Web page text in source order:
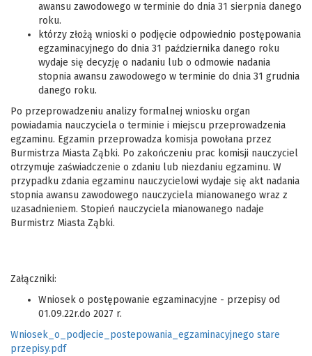
awansu zawodowego w terminie do dnia 31 sierpnia danego
roku.
którzy złożą wnioski o podjęcie odpowiednio postępowania
egzaminacyjnego do dnia 31 października danego roku
wydaje się decyzję o nadaniu lub o odmowie nadania
stopnia awansu zawodowego w terminie do dnia 31 grudnia
danego roku.
Po przeprowadzeniu analizy formalnej wniosku organ
powiadamia nauczyciela o terminie i miejscu przeprowadzenia
egzaminu. Egzamin przeprowadza komisja powołana przez
Burmistrza Miasta Ząbki. Po zakończeniu prac komisji nauczyciel
otrzymuje zaświadczenie o zdaniu lub niezdaniu egzaminu. W
przypadku zdania egzaminu nauczycielowi wydaje się akt nadania
stopnia awansu zawodowego nauczyciela mianowanego wraz z
uzasadnieniem. Stopień nauczyciela mianowanego nadaje
Burmistrz Miasta Ząbki.
Załączniki:
Wniosek o postępowanie egzaminacyjne - przepisy od
01.09.22r.do 2027 r.
Wniosek_o_podjecie_postepowania_egzaminacyjnego stare
przepisy.pdf